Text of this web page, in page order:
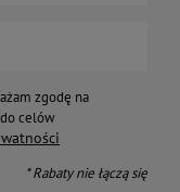
zgodę na
celów
* Rabaty nie łączą się